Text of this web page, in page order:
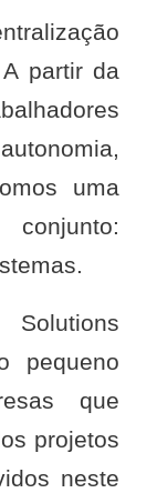
partir da
uma
pequeno
que
projetos
neste